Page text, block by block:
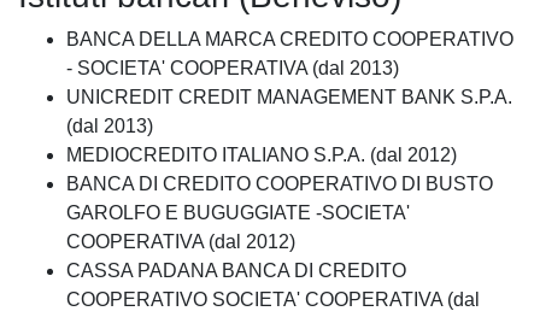
BANCA DELLA MARCA CREDITO COOPERATIVO
- SOCIETA' COOPERATIVA (dal 2013)
UNICREDIT CREDIT MANAGEMENT BANK S.P.A.
(dal 2013)
MEDIOCREDITO ITALIANO S.P.A. (dal 2012)
BANCA DI CREDITO COOPERATIVO DI BUSTO
GAROLFO E BUGUGGIATE -SOCIETA'
COOPERATIVA (dal 2012)
CASSA PADANA BANCA DI CREDITO
COOPERATIVO SOCIETA' COOPERATIVA (dal